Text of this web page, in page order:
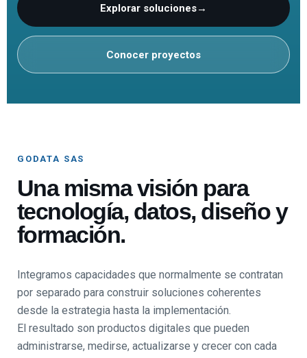
Explorar soluciones→
Conocer proyectos
GODATA SAS
Una misma visión para
tecnología, datos, diseño y
formación.
Integramos capacidades que normalmente se contratan
por separado para construir soluciones coherentes
desde la estrategia hasta la implementación.
El resultado son productos digitales que pueden
administrarse, medirse, actualizarse y crecer con cada